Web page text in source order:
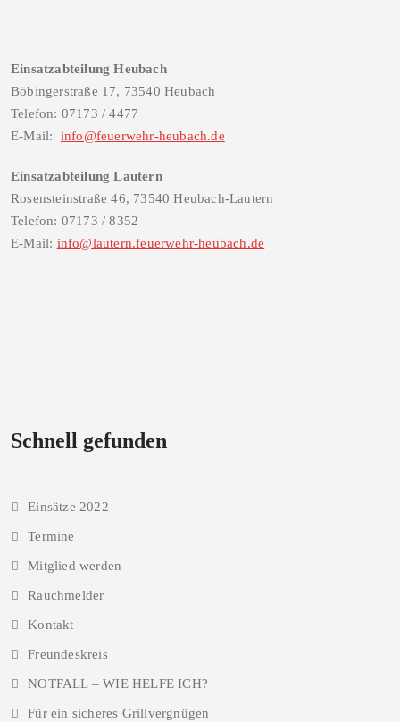
Einsatzabteilung Heubach
Böbingerstraße 17, 73540 Heubach
Telefon: 07173 / 4477
E-Mail: info@feuerwehr-heubach.de
Einsatzabteilung Lautern
Rosensteinstraße 46, 73540 Heubach-Lautern
Telefon: 07173 / 8352
E-Mail: info@lautern.feuerwehr-heubach.de
Schnell gefunden
Einsätze 2022
Termine
Mitglied werden
Rauchmelder
Kontakt
Freundeskreis
NOTFALL – WIE HELFE ICH?
Für ein sicheres Grillvergnügen